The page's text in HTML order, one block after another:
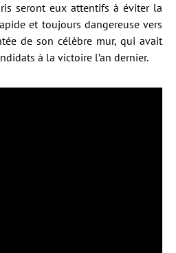
seront eux attentifs à éviter la
et toujours dangereuse vers
de son célèbre mur, qui avait
à la victoire l’an dernier.